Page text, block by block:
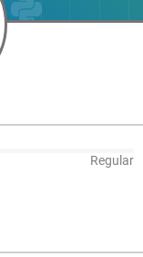
Regular